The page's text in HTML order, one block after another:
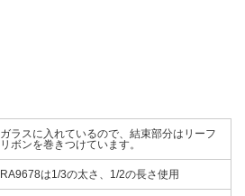
ガラスに入れているので、結束部分はリーフ
リボンを巻きつけています。
RA9678は1/3の太さ、1/2の長さ使用